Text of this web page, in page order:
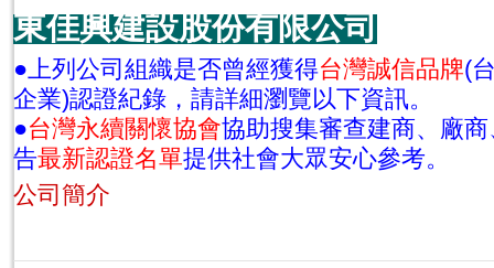
東佳興建設股份有限公司
●上列公司組織是否曾經獲得台灣誠信品牌(
企業)認證紀錄，請詳細瀏覽以下資訊。
●台灣永續關懷協會協助搜集審查建商、廠
告最新認證名單提供社會大眾安心參考。
公司簡介